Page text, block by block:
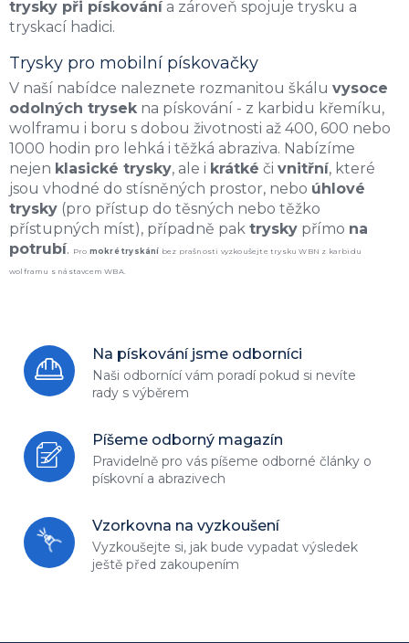
trysky při pískovánía zároveň spojuje trysku a
tryskací hadici.
Trysky pro mobilní pískovačky
V naší nabídce naleznete rozmanitou škálu vysoce
odolných trysekna pískování - z karbidu křemíku,
wolframu i boru s dobou životnosti až 400, 600 nebo
1000 hodin pro lehká i těžká abraziva. Nabízíme
nejen klasické trysky, ale i krátké či vnitřní, které
jsou vhodné do stísněných prostor, nebo úhlové
trysky (pro přístup do těsných nebo těžko
přístupných míst), případně pak trysky přímo na
potrubí. Pro mokré tryskání bez prašnosti vyzkoušejtetrysku WBN z karbidu
wolframu s nástavcem WBA.
Na pískování jsme odborníci
Naši odbornící vám poradí pokud si nevíte
rady s výběrem
Píšeme odborný magazín
Pravidelně pro vás píšeme odborné články o
pískovní a abrazivech
Vzorkovna na vyzkoušení
Vyzkoušejte si, jak bude vypadat výsledek
ještě před zakoupením